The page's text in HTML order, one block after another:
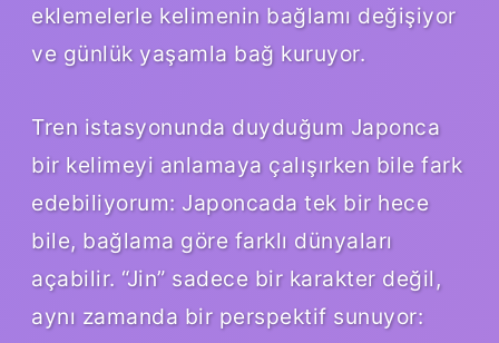
eklemelerle kelimenin bağlamı değişiyor
ve günlük yaşamla bağ kuruyor.
Tren istasyonunda duyduğum Japonca
bir kelimeyi anlamaya çalışırken bile fark
edebiliyorum: Japoncada tek bir hece
bile, bağlama göre farklı dünyaları
açabilir. “Jin” sadece bir karakter değil,
aynı zamanda bir perspektif sunuyor: